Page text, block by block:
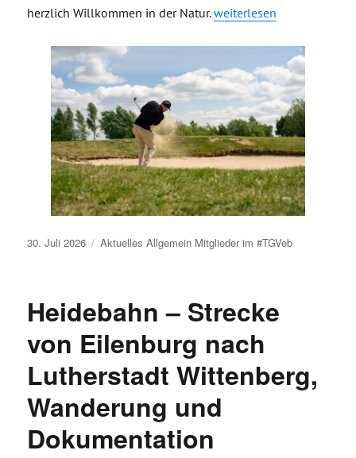
herzlich Willkommen in der Natur.„Golfplatz Dübener
weiterlesen
Veröffentlicht
30. Juli 2026 Aktuelles Allgemein Mitglieder im #TGVeb
Heidebahn – Strecke
von Eilenburg nach
Lutherstadt Wittenberg,
Wanderung und
Dokumentation